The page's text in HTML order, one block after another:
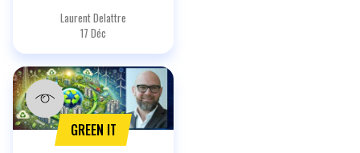
Laurent Delattre
17 Déc
GREEN IT